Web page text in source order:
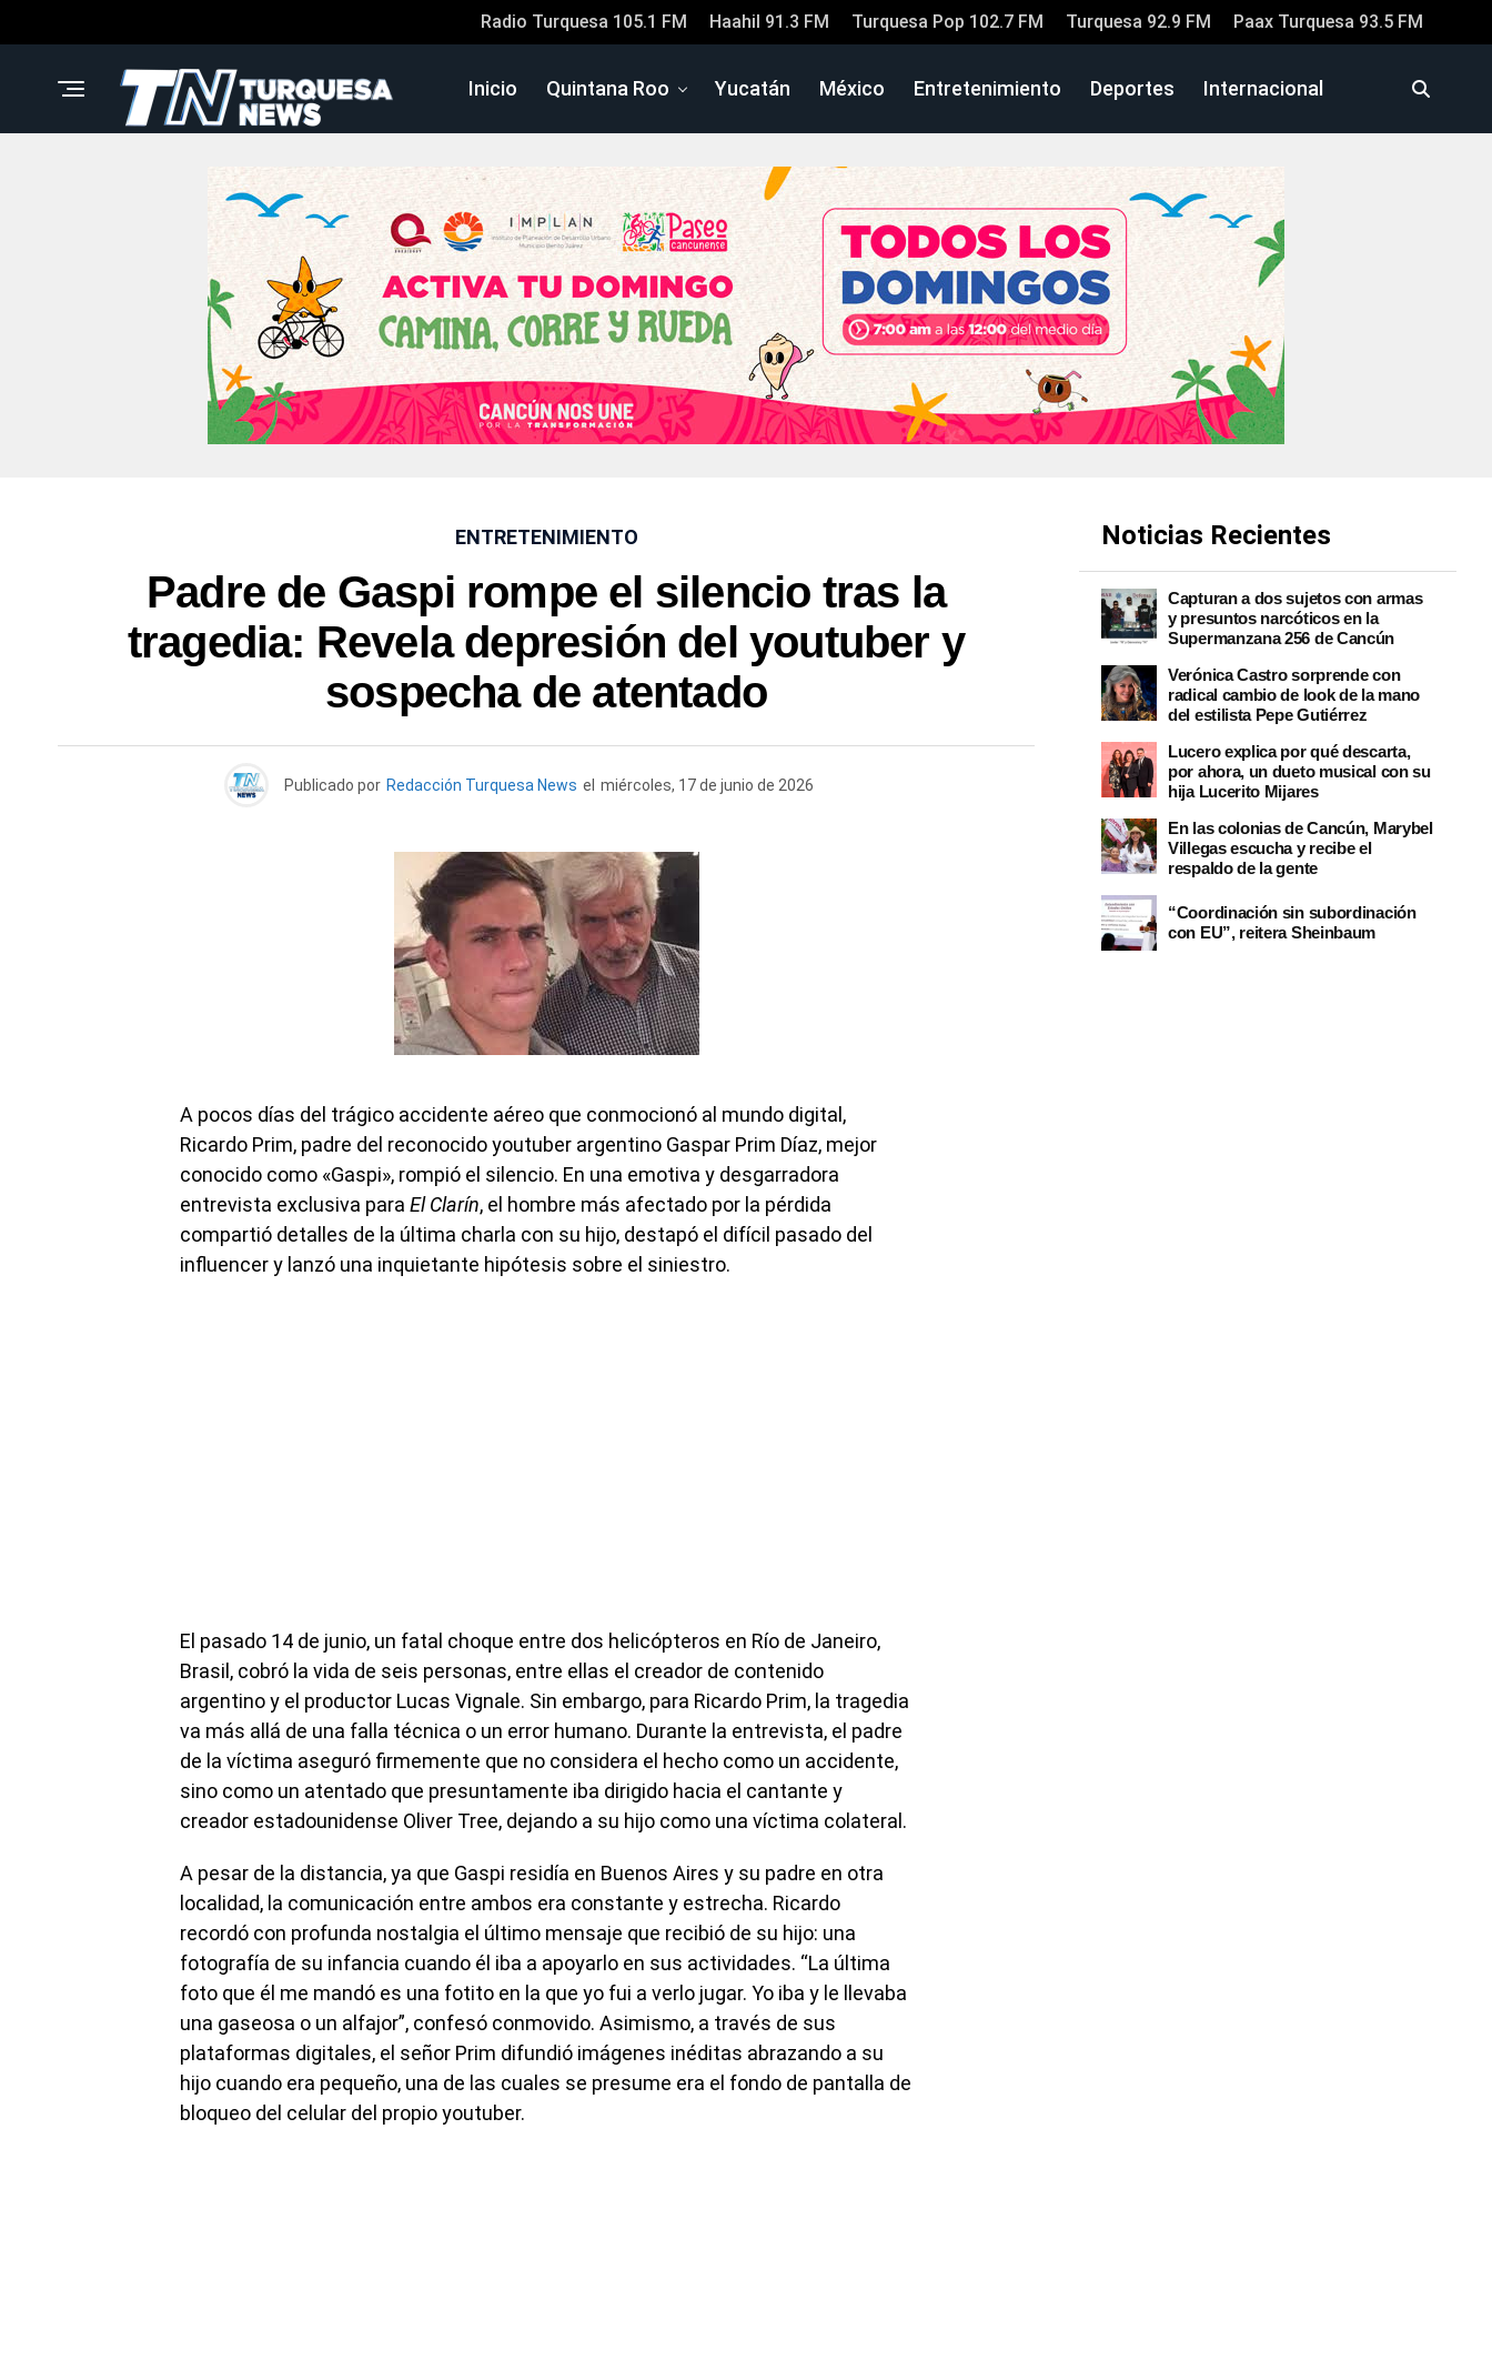
Radio Turquesa 105.1 FM Haahil 91.3 FM Turquesa Pop 102.7 FM Turquesa 92.9 FM Paax Turquesa 93.5 FM
Inicio Quintana Roo Yucatán México Entretenimiento Deportes Internacional
ENTRETENIMIENTO
Padre de Gaspi rompe el silencio tras la
tragedia: Revela depresión del youtuber y
sospecha de atentado
Publicado por Redacción Turquesa News el miércoles, 17 de junio de 2026
A pocos días del trágico accidente aéreo que conmocionó al mundo digital,
Ricardo Prim, padre del reconocido youtuber argentino Gaspar Prim Díaz, mejor
conocido como «Gaspi», rompió el silencio. En una emotiva y desgarradora
entrevista exclusiva para El Clarín, el hombre más afectado por la pérdida
compartió detalles de la última charla con su hijo, destapó el difícil pasado del
influencer y lanzó una inquietante hipótesis sobre el siniestro.
El pasado 14 de junio, un fatal choque entre dos helicópteros en Río de Janeiro,
Brasil, cobró la vida de seis personas, entre ellas el creador de contenido
argentino y el productor Lucas Vignale. Sin embargo, para Ricardo Prim, la tragedia
va más allá de una falla técnica o un error humano. Durante la entrevista, el padre
de la víctima aseguró firmemente que no considera el hecho como un accidente,
sino como un atentado que presuntamente iba dirigido hacia el cantante y
creador estadounidense Oliver Tree, dejando a su hijo como una víctima colateral.
A pesar de la distancia, ya que Gaspi residía en Buenos Aires y su padre en otra
localidad, la comunicación entre ambos era constante y estrecha. Ricardo
recordó con profunda nostalgia el último mensaje que recibió de su hijo: una
fotografía de su infancia cuando él iba a apoyarlo en sus actividades. “La última
foto que él me mandó es una fotito en la que yo fui a verlo jugar. Yo iba y le llevaba
una gaseosa o un alfajor”, confesó conmovido. Asimismo, a través de sus
plataformas digitales, el señor Prim difundió imágenes inéditas abrazando a su
hijo cuando era pequeño, una de las cuales se presume era el fondo de pantalla de
bloqueo del celular del propio youtuber.
Noticias Recientes
Capturan a dos sujetos con armas
y presuntos narcóticos en la
Supermanzana 256 de Cancún
Verónica Castro sorprende con
radical cambio de look de la mano
del estilista Pepe Gutiérrez
Lucero explica por qué descarta,
por ahora, un dueto musical con su
hija Lucerito Mijares
En las colonias de Cancún, Marybel
Villegas escucha y recibe el
respaldo de la gente
“Coordinación sin subordinación
con EU”, reitera Sheinbaum